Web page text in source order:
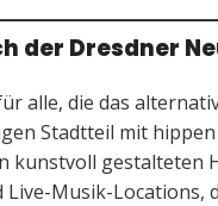
der Dresdner
alle, die das
Stadtteil mit
kunstvoll gestalteten
Musik-